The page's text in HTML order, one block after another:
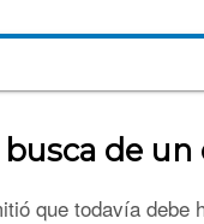
de
que todavía